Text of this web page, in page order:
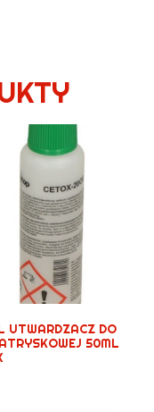
UTWARDZACZ DO
50ML